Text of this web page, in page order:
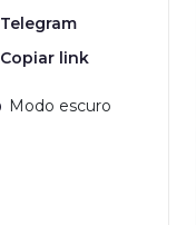
Telegram
Copiar link
Modo escuro